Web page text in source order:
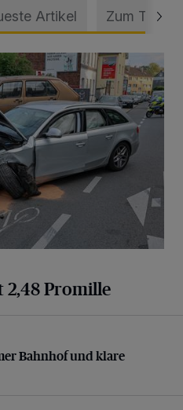
Artikel Zum Thema
2,48 Promille
Bahnhof und klare Ansage
Bahnhof und klare